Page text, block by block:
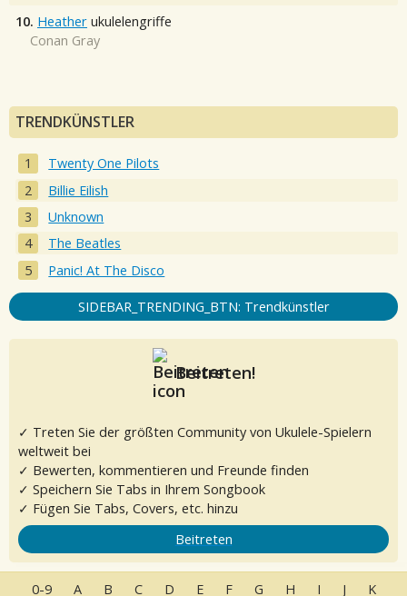
10. Heather ukulelengriffe
Conan Gray
TRENDKÜNSTLER
Twenty One Pilots
Billie Eilish
Unknown
The Beatles
Panic! At The Disco
SIDEBAR_TRENDING_BTN: Trendkünstler
Beitreten!
✓ Treten Sie der größten Community von Ukulele-Spielern
weltweit bei
✓ Bewerten, kommentieren und Freunde finden
✓ Speichern Sie Tabs in Ihrem Songbook
✓ Fügen Sie Tabs, Covers, etc. hinzu
Beitreten
0-9 A B C D E F G H I J K